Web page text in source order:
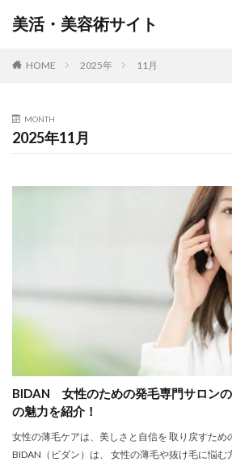
美活・美容術サイト
HOME 2025年 11月
MONTH
2025年11月
BIDAN 女性のための発毛専門サロン
の魅力を紹介！
女性の薄毛ケアは、美しさと自信を 取り戻すため
BIDAN（ビダン）は、 女性の薄毛や抜け毛に悩む